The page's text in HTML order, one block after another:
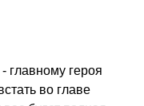
главному героя
во главе